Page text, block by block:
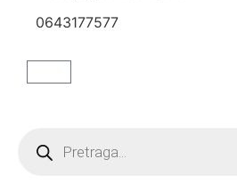
0643177577